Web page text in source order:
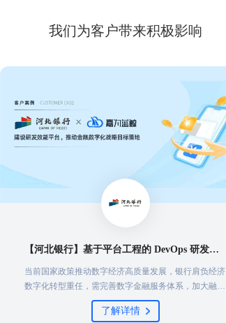
我们为客户带来积极影响
【河北银行】基于平台工程的 DevOps 研发效能平台研究与实践
当前国家政策推动数字经济高质量发展，银行肩负经济
数字化转型重任，需完善数字金融服务体系，加大融资
支持力度，护航企业发展。为助力银行业务建设，服务
本地实体经济，河北银行在2022年引入优秀技术人才，
了解详情